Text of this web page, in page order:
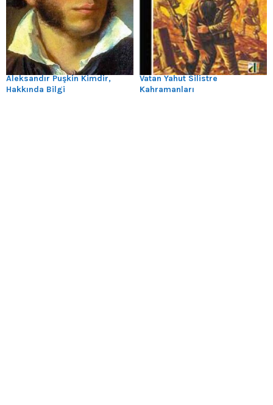
Aleksandır Puşkin Kimdir,
Hakkında Bilgi
Vatan Yahut Silistre
Kahramanları